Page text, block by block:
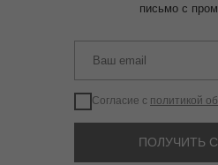
письмо с
Согласие с политикой
ПОЛУЧИТЬ